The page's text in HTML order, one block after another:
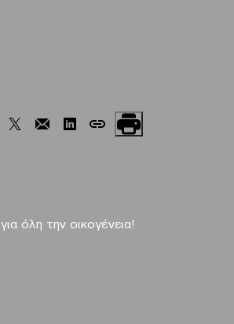
για όλη την οικογένεια!